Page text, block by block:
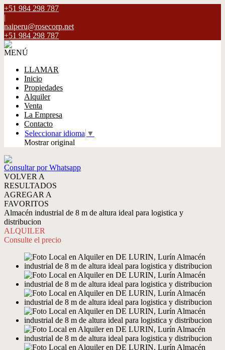
+51 984 298 787
|
naiperu@rosecorp.net
+51 984 298 787
MENÚ
LLAMAR
Inicio
Propiedades
Alquiler
Venta
La Empresa
Contacto
Seleccionar idioma ▼
Mostrar original
Consultar por Whatsapp
VOLVER A
RESULTADOS
AGREGAR A
FAVORITOS
Almacén industrial de 8 m de altura ideal para logistica y
distribucion
ALQUILER
Consulte el precio